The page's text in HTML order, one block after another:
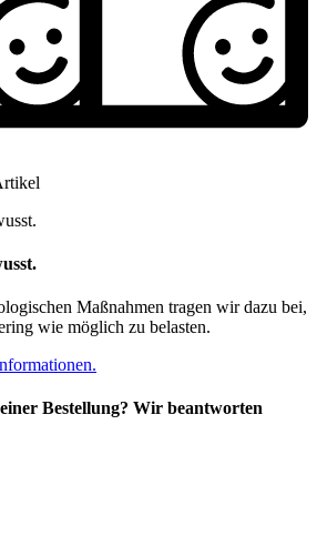
Maßnahmen tragen wir dazu bei,
wie möglich zu belasten.
Bestellung? Wir beantworten